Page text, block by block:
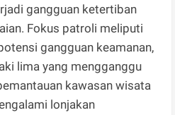
gangguan ketertiban
Fokus patroli meliputi
gangguan keamanan,
lima yang mengganggu
kawasan wisata
lonjakan